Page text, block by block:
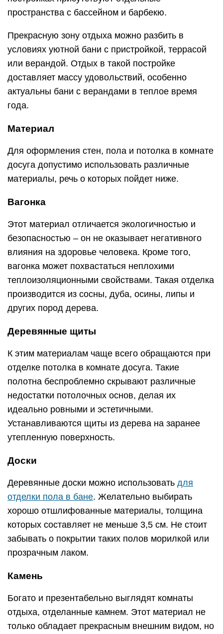
пространства с бассейном и барбекю.
Прекрасную зону отдыха можно разбить в
условиях уютной бани с пристройкой, террасой
или верандой. Отдых в такой постройке
доставляет массу удовольствий, особенно
актуальны бани с верандами в теплое время
года.
Материал
Для оформления стен, пола и потолка в комнате
досуга допустимо использовать различные
материалы, речь о которых пойдет ниже.
Вагонка
Этот материал отличается экологичностью и
безопасностью – он не оказывает негативного
влияния на здоровье человека. Кроме того,
вагонка может похвастаться неплохими
теплоизоляционными свойствами. Такая отделка
производится из сосны, дуба, осины, липы и
других пород дерева.
Деревянные щиты
К этим материалам чаще всего обращаются при
отделке потолка в комнате досуга. Такие
полотна беспроблемно скрывают различные
недостатки потолочных основ, делая их
идеально ровными и эстетичными.
Устанавливаются щиты из дерева на заранее
утепленную поверхность.
Доски
Деревянные доски можно использовать для
отделки пола в бане. Желательно выбирать
хорошо отшлифованные материалы, толщина
которых составляет не меньше 3,5 см. Не стоит
забывать о покрытии таких полов морилкой или
прозрачным лаком.
Камень
Богато и презентабельно выглядят комнаты
отдыха, отделанные камнем. Этот материал не
только обладает прекрасным внешним видом, но